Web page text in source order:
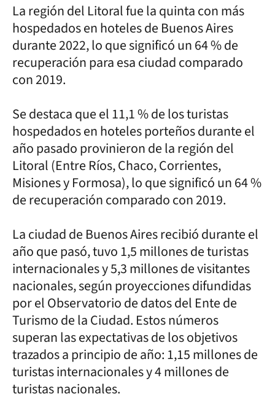
La región del Litoral fue la quinta con más
hospedados en hoteles de Buenos Aires
durante 2022, lo que significó un 64 % de
recuperación para esa ciudad comparado
con 2019.
Se destaca que el 11,1 % de los turistas
hospedados en hoteles porteños durante el
año pasado provinieron de la región del
Litoral (Entre Ríos, Chaco, Corrientes,
Misiones y Formosa), lo que significó un 64 %
de recuperación comparado con 2019.
La ciudad de Buenos Aires recibió durante el
año que pasó, tuvo 1,5 millones de turistas
internacionales y 5,3 millones de visitantes
nacionales, según proyecciones difundidas
por el Observatorio de datos del Ente de
Turismo de la Ciudad. Estos números
superan las expectativas de los objetivos
trazados a principio de año: 1,15 millones de
turistas internacionales y 4 millones de
turistas nacionales.